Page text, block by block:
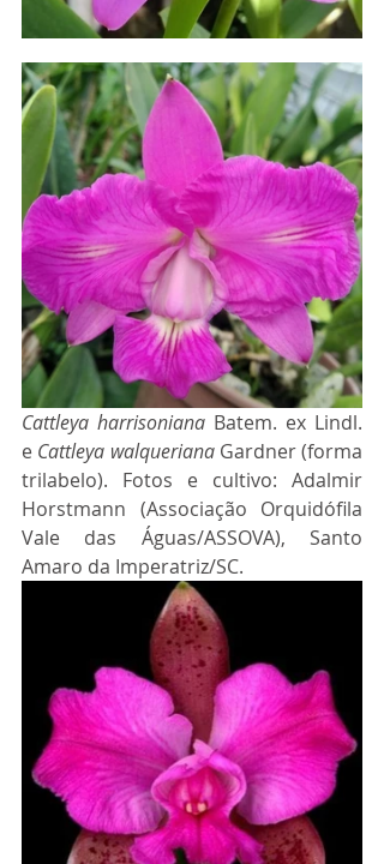
Cattleya harrisoniana Batem. ex Lindl.
e Cattleya walqueriana Gardner (forma
trilabelo). Fotos e cultivo: Adalmir
Horstmann (Associação Orquidófila
Vale das Águas/ASSOVA), Santo
Amaro da Imperatriz/SC.